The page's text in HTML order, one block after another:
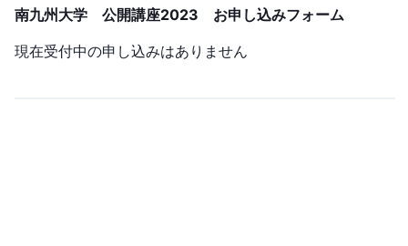
南九州大学 公開講座2023 お申し込みフォーム
現在受付中の申し込みはありません